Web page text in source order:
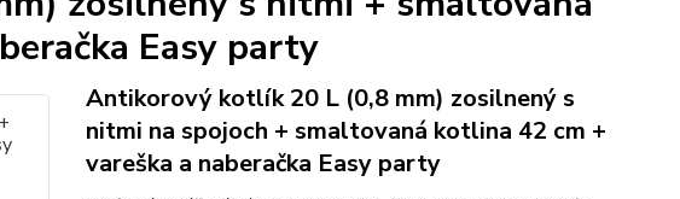
Easy party
Antikorový kotlík 20 L (0,8 mm) zosilnený s
nitmi na spojoch + smaltovaná kotlina 42 cm +
vareška a naberačka Easy party